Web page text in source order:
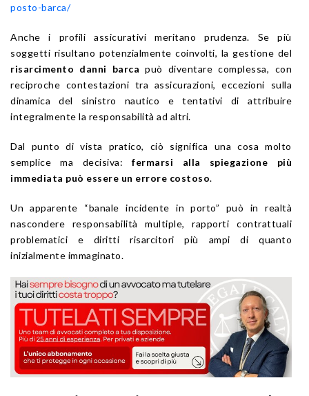
posto-barca/
Anche i profili assicurativi meritano prudenza. Se più
soggetti risultano potenzialmente coinvolti, la gestione del
risarcimento danni barca può diventare complessa, con
reciproche contestazioni tra assicurazioni, eccezioni sulla
dinamica del sinistro nautico e tentativi di attribuire
integralmente la responsabilità ad altri.
Dal punto di vista pratico, ciò significa una cosa molto
semplice ma decisiva:fermarsi alla spiegazione più
immediata può essere un errore costoso.
Un apparente “banale incidente in porto” può in realtà
nascondere responsabilità multiple, rapporti contrattuali
problematici e diritti risarcitori più ampi di quanto
inizialmente immaginato.